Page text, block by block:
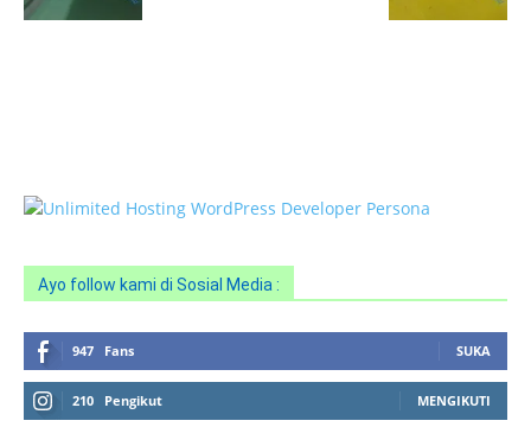
Ayo follow kami di Sosial Media :
947 Fans SUKA
210 Pengikut MENGIKUTI